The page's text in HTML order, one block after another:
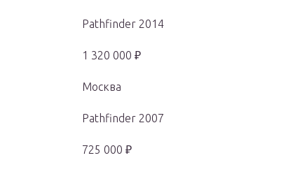
Pathfinder 2014
1 320 000 ₽
Москва
Pathfinder 2007
725 000 ₽